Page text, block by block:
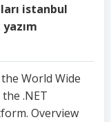
istanbul
World Wide
.NET
Overview